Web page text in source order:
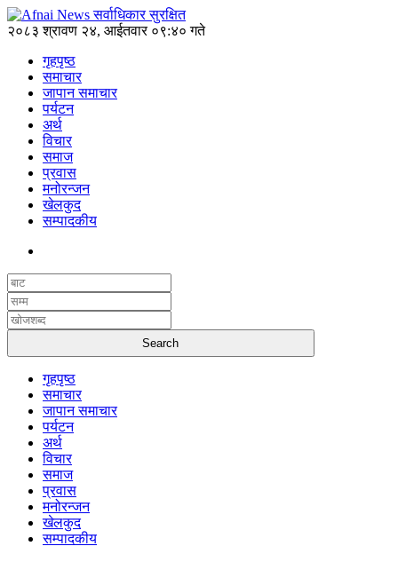
२०८३ श्रावण २४, आईतवार ०९:४० गते
गृहपृष्ठ
समाचार
जापान समाचार
पर्यटन
अर्थ
विचार
समाज
प्रवास
मनोरन्जन
खेलकुद
सम्पादकीय
गृहपृष्ठ
समाचार
जापान समाचार
पर्यटन
अर्थ
विचार
समाज
प्रवास
मनोरन्जन
खेलकुद
सम्पादकीय